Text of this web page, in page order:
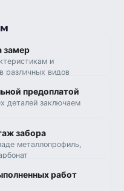
замер
и
различных видов
предоплатой
деталей заключаем
забора
металлопрофиль,
работ